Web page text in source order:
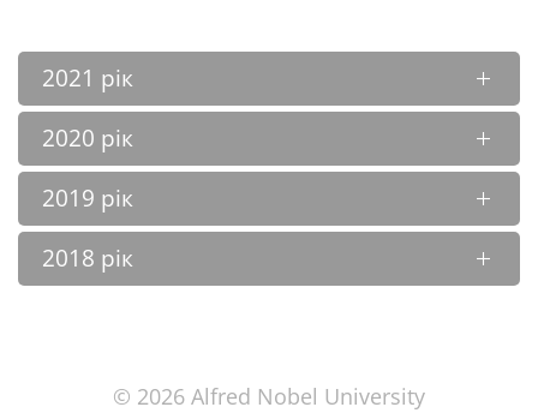
2021 рік
2020 рік
2019 рік
2018 рік
© 2026 Alfred Nobel University